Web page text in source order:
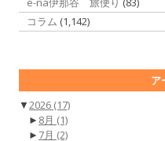
コラム (1,142)
ア
▼2026 (17)
► 8月 (1)
► 7月 (2)